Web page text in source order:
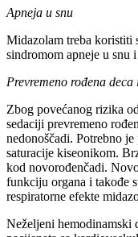
Apneja u snu
Midazolam treba koristiti
sindromom apneje u snu
Prevremeno rođena
Zbog povećanog rizika
sedaciji prevremeno
nedonoščadi. Potrebno
saturacije kiseonikom.
kod novorođenčadi.
funkciju organa i takođe
respiratorne efekte
Neželjeni hemodinamski